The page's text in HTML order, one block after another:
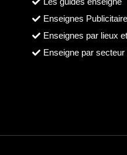
Enseignes
Enseignes par lieux
Enseigne par